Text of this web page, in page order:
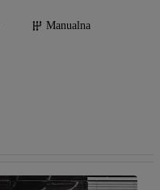
Manualna